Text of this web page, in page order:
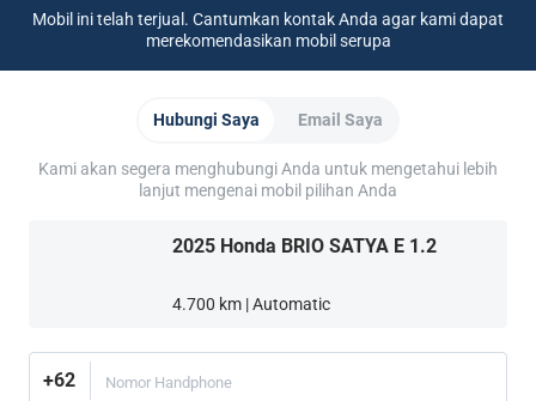
Mobil ini telah terjual. Cantumkan kontak Anda agar kami dapat
merekomendasikan mobil serupa
Hubungi Saya Email Saya
Kami akan segera menghubungi Anda untuk mengetahui lebih
lanjut mengenai mobil pilihan Anda
2025 Honda BRIO SATYA E 1.2
4.700 km | Automatic
+62 Nomor Handphone
Bantuan
FAQ
Hubungi Kami
Lokasi Kami
Mobil Bekas CARSOME
Pelaporan Pelanggaran